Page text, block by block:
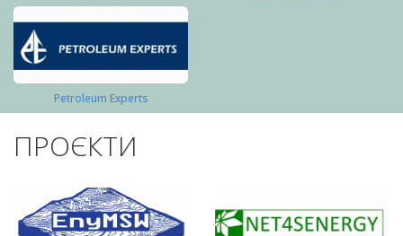
Petroleum Experts
ПРОЄКТИ